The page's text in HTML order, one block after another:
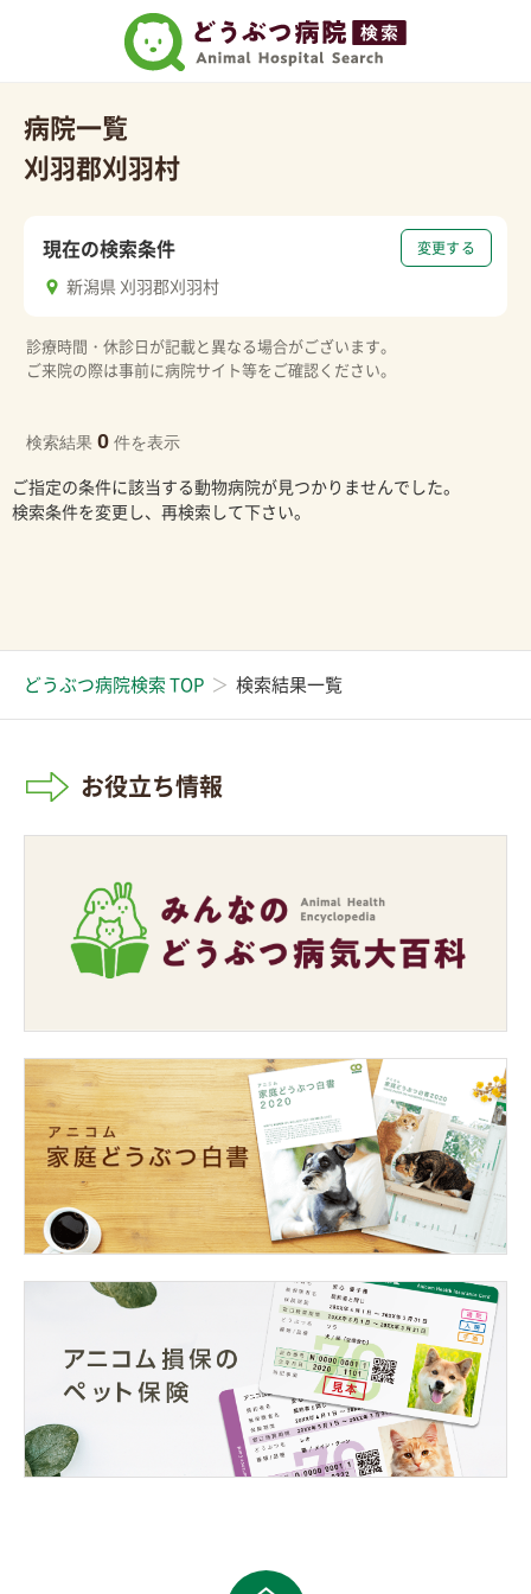
病院一覧
刈羽郡刈羽村
変更する
現在の検索条件
新潟県 刈羽郡刈羽村
診療時間・休診日が記載と異なる場合がございます。
ご来院の際は事前に病院サイト等をご確認ください。
検索結果 0 件を表示
ご指定の条件に該当する動物病院が見つかりませんでした。
検索条件を変更し、再検索して下さい。
どうぶつ病院検索 TOP 検索結果一覧
お役立ち情報